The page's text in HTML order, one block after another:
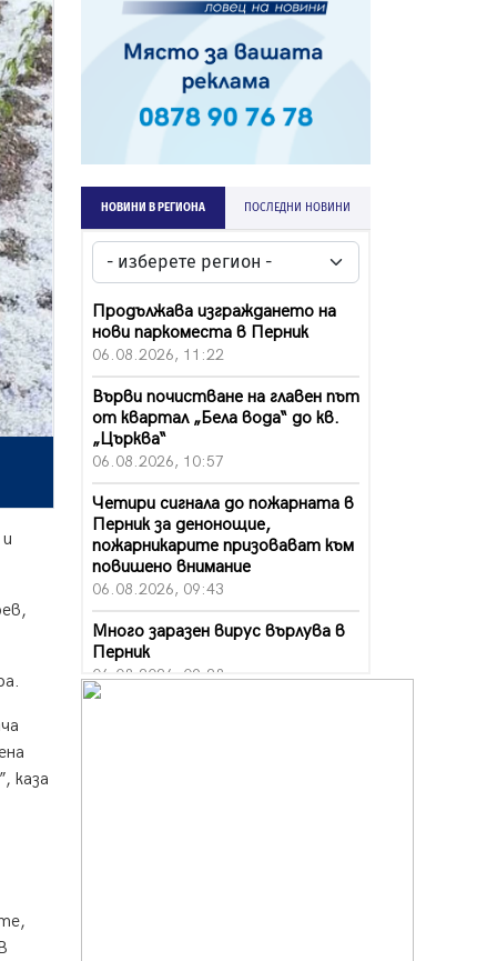
каза
НОВИНИ В РЕГИОНА ПОСЛЕДНИ НОВИНИ
Продължава изграждането на
нови паркоместа в Перник
06.08.2026, 11:22
Върви почистване на главен път
от квартал „Бела вода“ до кв.
„Църква“
06.08.2026, 10:57
Четири сигнала до пожарната в
Перник за денонощие,
пожарникарите призовават към
повишено внимание
06.08.2026, 09:43
Много заразен вирус върлува в
Перник
06.08.2026, 09:28